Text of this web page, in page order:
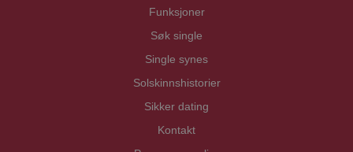
Funksjoner
Søk single
Single synes
Solskinnshistorier
Sikker dating
Kontakt